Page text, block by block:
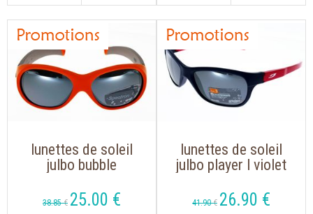
lunettes de soleil
julbo bubble
des veres très
38.85 € 25.00 €
lunettes de soleil
julbo player l violet
41.90 € 26.90 €